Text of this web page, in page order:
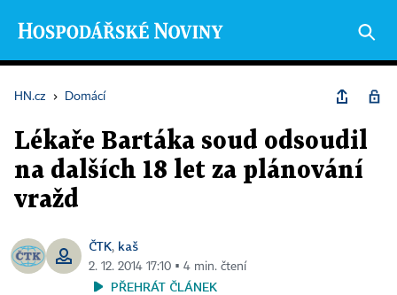
HN.cz › Domácí
Lékaře Bartáka soud odsoudil
na dalších 18 let za plánování
vražd
ČTK, kaš
2. 12. 2014 17:10 ▪ 4 min. čtení
PŘEHRÁT ČLÁNEK